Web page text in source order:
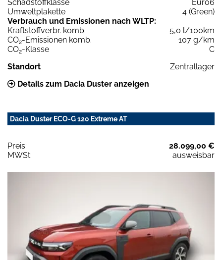
Schadstoffklasse
Euro6
Umweltplakette
4 (Green)
Verbrauch und Emissionen nach WLTP:
Kraftstoffverbr. komb.
5,0 l/100km
CO2-Emissionen komb.
107 g/km
CO2-Klasse
C
Standort
Zentrallager
Details zum Dacia Duster anzeigen
Dacia Duster ECO-G 120 Extreme AT
Preis:
28.099,00 €
MWSt:
ausweisbar